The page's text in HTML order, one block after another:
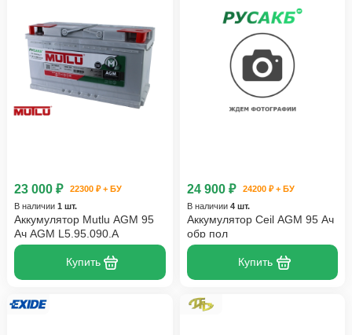
23 000 ₽
22300 ₽ + БУ
В наличии 1 шт.
Аккумулятор Mutlu AGM 95
Ач AGM L5.95.090.A
Купить
24 900 ₽
24200 ₽ + БУ
В наличии 4 шт.
Аккумулятор Ceil AGM 95 Ач
обр пол
Купить